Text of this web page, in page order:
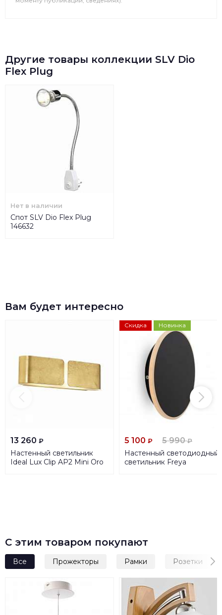
Другие товары коллекции SLV Dio
Flex Plug
Нет в наличии
Спот SLV Dio Flex Plug
146632
Вам будет интересно
13 260 ₽
Настенный светильник
Ideal Lux Clip AP2 Mini Oro
Скидка Новинка
5 100 ₽ 5 990₽
Настенный светодиодный
светильник Freya
С этим товаром покупают
Все Прожекторы Рамки Розетки